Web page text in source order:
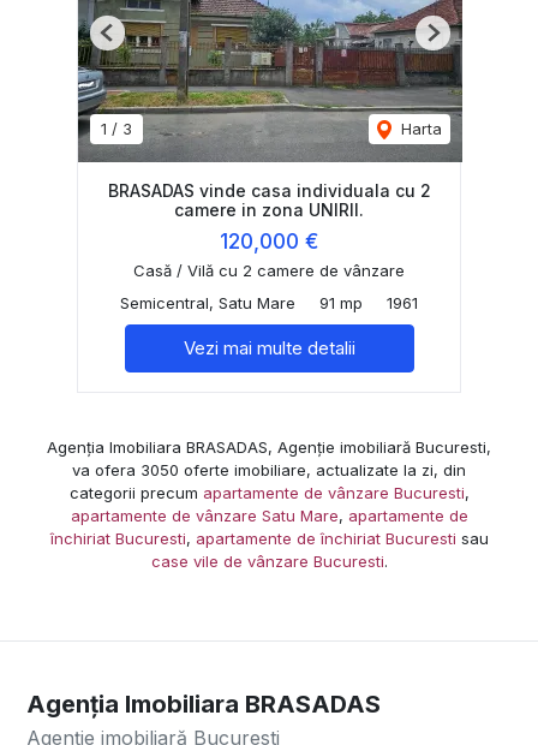
1 / 3 Harta
Previous Next
BRASADAS vinde casa individuala cu 2
camere in zona UNIRII.
120,000 €
Casă / Vilă cu 2 camere de vânzare
Semicentral, Satu Mare
91 mp 1961
Vezi mai multe detalii
Agenția Imobiliara BRASADAS, Agenție imobiliară Bucuresti,
va ofera 3050 oferte imobiliare, actualizate la zi, din
categorii precum apartamente de vânzare Bucuresti,
apartamente de vânzare Satu Mare, apartamente de
închiriat Bucuresti, apartamente de închiriat Bucuresti sau
case vile de vânzare Bucuresti.
Agenția Imobiliara BRASADAS
Agenție imobiliară Bucuresti